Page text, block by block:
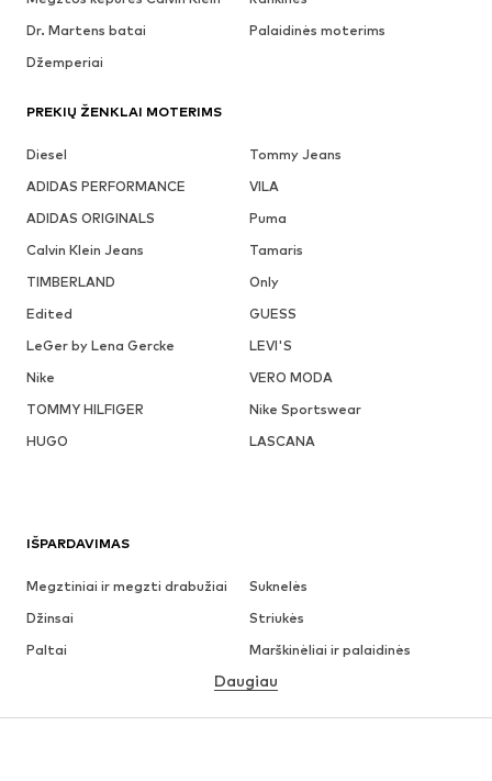
Dr. Martens batai
Palaidinės moterims
Džemperiai
PREKIŲ ŽENKLAI MOTERIMS
Diesel
Tommy Jeans
ADIDAS PERFORMANCE
VILA
ADIDAS ORIGINALS
Puma
Calvin Klein Jeans
Tamaris
TIMBERLAND
Only
Edited
GUESS
LeGer by Lena Gercke
LEVI'S
Nike
VERO MODA
TOMMY HILFIGER
Nike Sportswear
HUGO
LASCANA
IŠPARDAVIMAS
Megztiniai ir megzti drabužiai
Suknelės
Džinsai
Striukės
Paltai
Marškinėliai ir palaidinės
Apatiniai
Daugiau